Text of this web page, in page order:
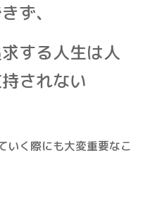
ず、
する人生は人
されない
いく際にも大変重要なこ